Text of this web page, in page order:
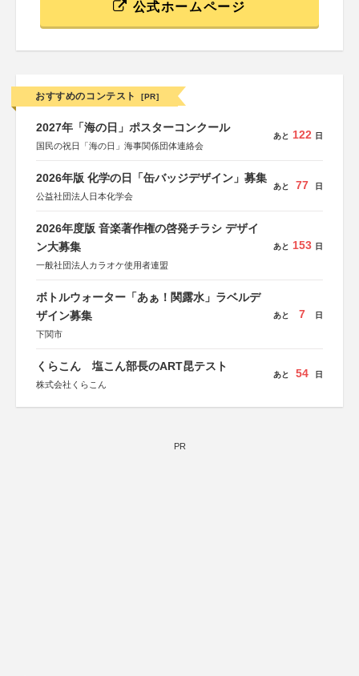
公式ホームページ
おすすめのコンテスト [PR]
2027年「海の日」ポスターコンクール
国民の祝日「海の日」海事関係団体連絡会
あと 122 日
2026年版 化学の日「缶バッジデザイン」募集
公益社団法人日本化学会
あと 77 日
2026年度版 音楽著作権の啓発チラシ デザイ
ン大募集
一般社団法人カラオケ使用者連盟
あと 153 日
ボトルウォーター「あぁ！関露水」ラベルデ
ザイン募集
下関市
あと 7 日
くらこん 塩こん部長のART昆テスト
株式会社くらこん
あと 54 日
PR